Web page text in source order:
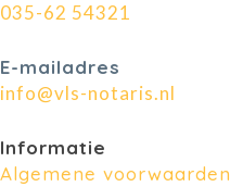
035-62 54321
E-mailadres
info@vls-notaris.nl
Informatie
Algemene voorwaarden